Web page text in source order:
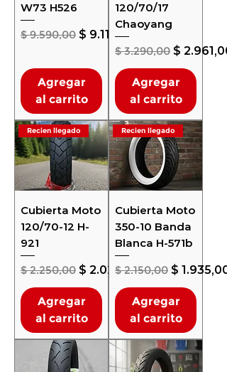
W73 H526
Precio
$ 9.590,00 Precio de oferta
$ 9.110,50
Agregar
al carrito
120/70/17
Chaoyang
Precio
$ 3.290,00 Precio
$ 2.961,00
Agregar
al carrito
Recien llegado
Cubierta Moto
120/70-12 H-
921
Precio
$ 2.250,00 Precio de oferta
$ 2.025,00
Agregar
al carrito
Recien llegado
Cubierta Moto
350-10 Banda
Blanca H-571b
Precio
$ 2.150,00 Precio
$ 1.935,00
Agregar
al carrito